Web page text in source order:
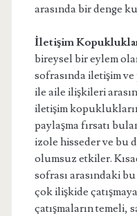
arasında bir denge
İletişim
bireysel bir eylem
sofrasında iletişim
ile aile ilişkileri
iletişim
paylaşma fırsatı
izole hisseder ve bu
olumsuz etkiler.
sofrası arasındaki
çok ilişkide
çatışmaların temeli,